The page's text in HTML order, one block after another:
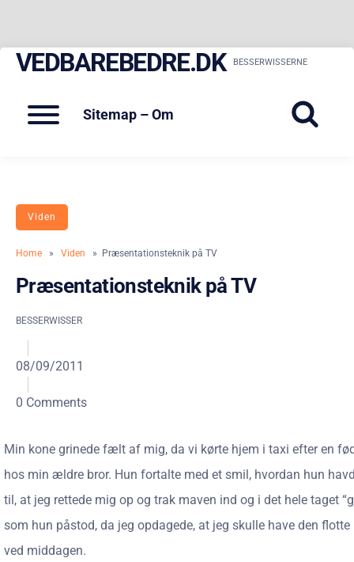
SkipVEDBAREBEDRE.DK BESSERWISSERNE
Menu
Sitemap – Om
Viden
Home » Viden » Præsentationsteknik på TV
Præsentationsteknik på TV
BESSERWISSER
08/09/2011
0 Comments
Min kone grinede fælt af mig, da vi kørte hjem i taxi efter en
hos min ældre bror. Hun fortalte med et smil, hvordan hun
til, at jeg rettede mig op og trak maven ind og i det hele taget
som hun påstod, da jeg opdagede, at jeg skulle have den
ved middagen.